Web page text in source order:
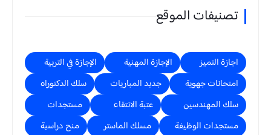
تصنيفات الموقع
اجازة التميز الإجازة المهنية
الإجازة في التربية
امتحانات جهوية
جديد المباريات
سلك الدكتوراه
سلك المهندسين
عتبة الانتقاء
مستجدات
مستجدات الوظيفة
مسلك الماستر
منح دراسية